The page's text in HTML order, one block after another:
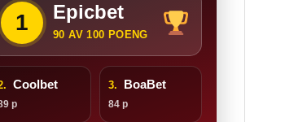
1 Epicbet
90 AV 100 POENG
Coolbet
p
3. BoaBet
84 p